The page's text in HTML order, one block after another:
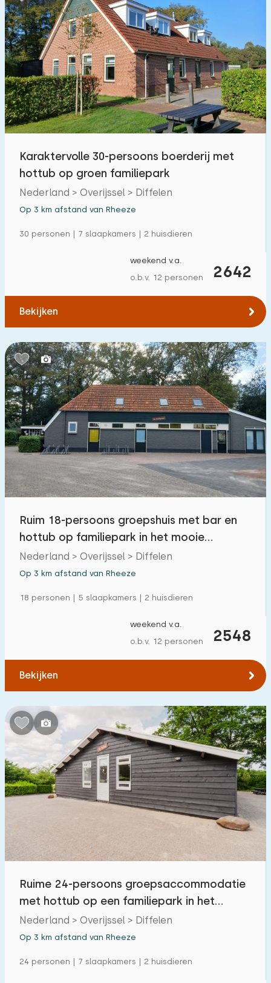
Karaktervolle 30-persoons boerderij met
hottub op groen familiepark
Nederland > Overijssel > Diffelen
Op 3 km afstand van Rheeze
30 personen | 7 slaapkamers | 2 huisdieren
2642
weekend v.a.
o.b.v. 12 personen
Bekijken
Ruim 18-persoons groepshuis met bar en
hottub op familiepark in het mooie
Vechtdal
Nederland > Overijssel > Diffelen
Op 3 km afstand van Rheeze
18 personen | 5 slaapkamers | 2 huisdieren
2548
weekend v.a.
o.b.v. 12 personen
Bekijken
Ruime 24-persoons groepsaccommodatie
met hottub op een familiepark in het
Vechtdal
Nederland > Overijssel > Diffelen
Op 3 km afstand van Rheeze
24 personen | 7 slaapkamers | 2 huisdieren